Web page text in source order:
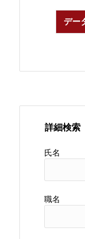
デー
詳細検索
氏名
職名